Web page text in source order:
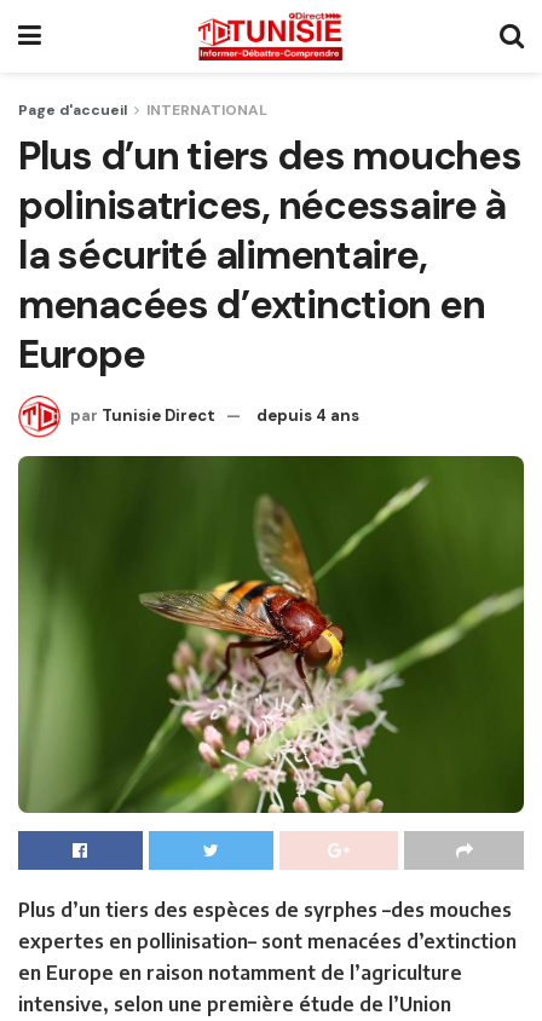
Page d'accueil INTERNATIONAL
Plus d’un tiers des mouches
polinisatrices, nécessaire à
la sécurité alimentaire,
menacées d’extinction en
Europe
par Tunisie Direct depuis 4 ans
Plus d’un tiers des espèces de syrphes –des mouches
expertes en pollinisation– sont menacées d’extinction
en Europe en raison notamment de l’agriculture
intensive, selon une première étude de l’Union